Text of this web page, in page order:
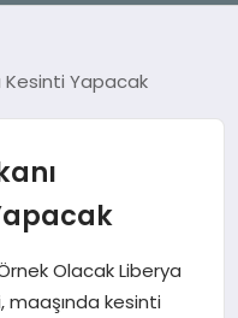
Kesinti Yapacak
Olacak Liberya
maaşında kesinti